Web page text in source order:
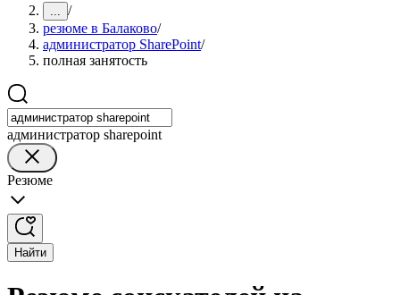
... /
резюме в Балаково/
администратор SharePoint/
полная занятость
администратор sharepoint
Резюме
Найти